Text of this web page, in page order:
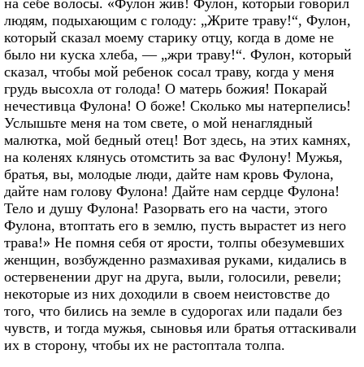
людям, подыхающим с голоду: „Жрите траву!“, Фулон,
который сказал моему старику отцу, когда в доме не
было ни куска хлеба, — „жри траву!“. Фулон, который
сказал, чтобы мой ребенок сосал траву, когда у меня
грудь высохла от голода! О матерь божия! Покарай
нечестивца Фулона! О боже! Сколько мы натерпелись!
Услышьте меня на том свете, о мой ненаглядный
малютка, мой бедный отец! Вот здесь, на этих камнях,
на коленях клянусь отомстить за вас Фулону! Мужья,
братья, вы, молодые люди, дайте нам кровь Фулона,
дайте нам голову Фулона! Дайте нам сердце Фулона!
Тело и душу Фулона! Разорвать его на части, этого
Фулона, втоптать его в землю, пусть вырастет из него
трава!» Не помня себя от ярости, толпы обезумевших
женщин, возбужденно размахивая руками, кидались в
остервенении друг на друга, выли, голосили, ревели;
некоторые из них доходили в своем неистовстве до
того, что бились на земле в судорогах или падали без
чувств, и тогда мужья, сыновья или братья оттаскивали
их в сторону, чтобы их не растоптала толпа.